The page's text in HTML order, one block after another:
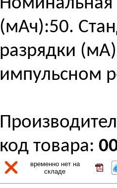
(мАч):50.
разрядки
импульсном
код товара:
временно нет на
складе